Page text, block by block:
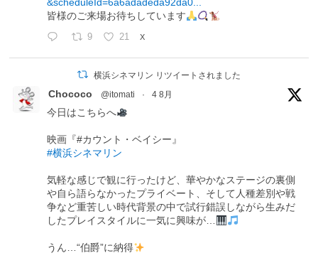
皆様のご来場お待ちしています
9 21 X
横浜シネマリン リツイートされました
Chococo @itomati · 4 8月
今日はこちらへ
映画『#カウント・ベイシー』
#横浜シネマリン
気軽な感じで観に行ったけど、華やかなステージの裏側
や自ら語らなかったプライベート、そして人種差別や戦
争など重苦しい時代背景の中で試行錯誤しながら生みだ
したプレイスタイルに一気に興味が…
うん…“伯爵”に納得